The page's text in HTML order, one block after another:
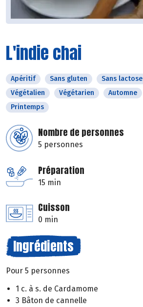
L'indie chai
Apéritif Sans gluten Sans lactose
Végétalien
Végétarien Automne
Printemps
Nombre de personnes
5 personnes
Préparation
15 min
Cuisson
0 min
Ingrédients
Pour 5 personnes
1 c. à s. de Cardamome
3 Bâton de cannelle